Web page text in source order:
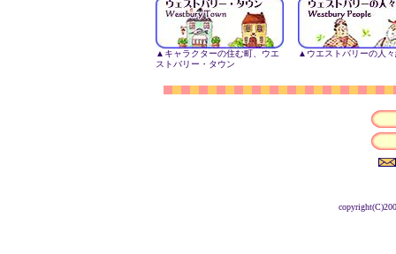
▲キャラクターの住む町、ウエ
ストバリー・タウン
▲ウエストバリーの人